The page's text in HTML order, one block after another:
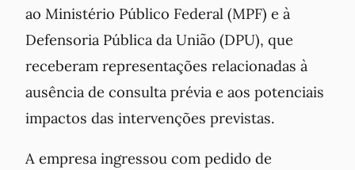
ao Ministério Público Federal (MPF) e à
Defensoria Pública da União (DPU), que
receberam representações relacionadas à
ausência de consulta prévia e aos potenciais
impactos das intervenções previstas.
A empresa ingressou com pedido de